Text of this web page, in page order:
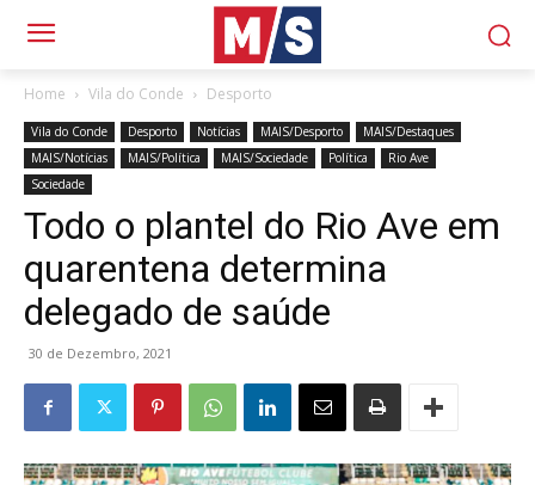
Home Vila do Conde Desporto
Vila do Conde Desporto Notícias MAIS/Desporto
MAIS/Destaques
MAIS/Notícias
MAIS/Política MAIS/Sociedade Política
Rio Ave
Sociedade
Todo o plantel do Rio Ave em
quarentena determina
delegado de saúde
30 de Dezembro, 2021